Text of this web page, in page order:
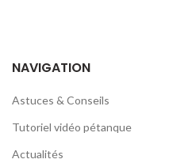
NAVIGATION
Astuces & Conseils
Tutoriel vidéo pétanque
Actualités